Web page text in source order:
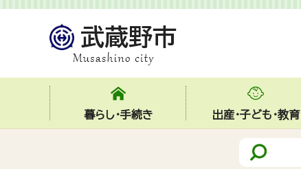
暮らし・手続き 出産・子ども・教育